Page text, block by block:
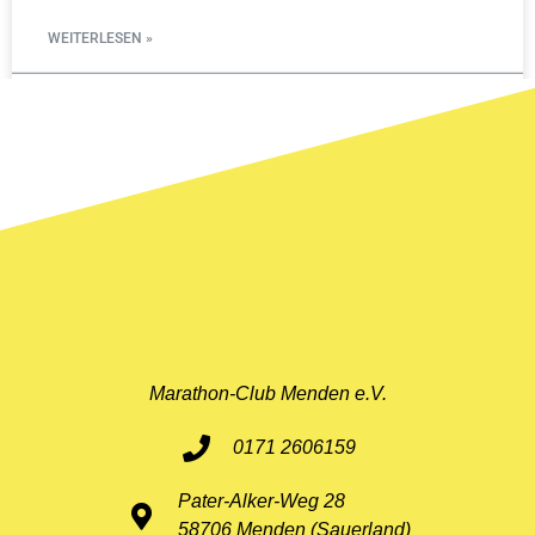
WEITERLESEN »
Marathon-Club Menden e.V.
0171 2606159
Pater-Alker-Weg 28
58706 Menden (Sauerland)